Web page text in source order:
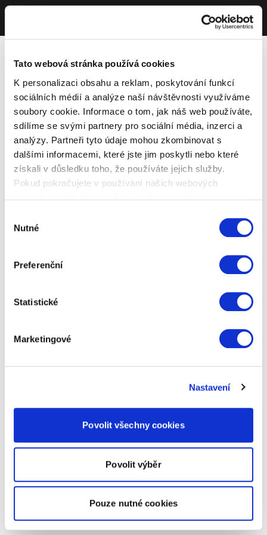
Tato webová stránka používá cookies
K personalizaci obsahu a reklam, poskytování funkcí
sociálních médií a analýze naší návštěvnosti využíváme
soubory cookie. Informace o tom, jak náš web používáte,
sdílíme se svými partnery pro sociální média, inzerci a
analýzy. Partneři tyto údaje mohou zkombinovat s
dalšími informacemi, které jste jim poskytli nebo které
získali v důsledku toho, že používáte jejich služby.
Pokud pokračujete v používání našich webových
souhlasu
Nutné
Preferenční
Statistické
Marketingové
Nastavení
Povolit všechny cookies
Povolit výběr
Pouze nutné cookies